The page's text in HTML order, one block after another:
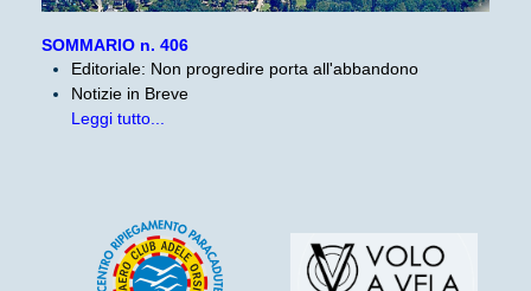
SOMMARIO n. 406
Editoriale: Non progredire porta all'abbandono
Notizie in Breve
Leggi tutto...